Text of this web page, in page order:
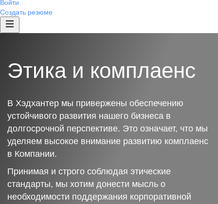
Войти
Создать резюме
Этика и комплаенс
В Хэдхантер мы привержены обеспечению
устойчивого развития нашего бизнеса в
долгосрочной перспективе. Это означает, что мы
уделяем высокое внимание развитию комплаенс
в Компании.
Принимая и строго соблюдая этические
стандарты, мы хотим донести мысль о
необходимости поддержания корпоративной